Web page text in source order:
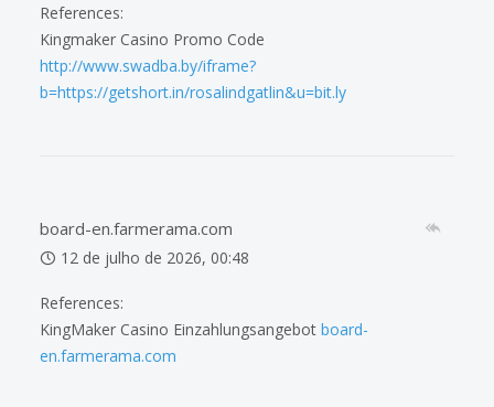
References:
Kingmaker Casino Promo Code
http://www.swadba.by/iframe?
b=https://getshort.in/rosalindgatlin&u=bit.ly
board-en.farmerama.com
12 de julho de 2026, 00:48
References:
KingMaker Casino Einzahlungsangebot board-
en.farmerama.com